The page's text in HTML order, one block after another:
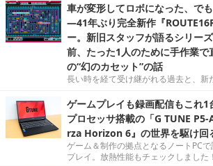
車が変形してロボになった、で
―41年ぶり完全新作『
ー。新旧スタッフが語るシリー
前、たった1人のために手作業
の“幻のカセット”の話
長い時を経て受け継がれる過去と、新
ゲームプレイも録画配信もこれ
プロセッサ搭載の「G TUNE
rza Horizon 6』の世界を駆け回
ゲーム＆制作の拠点となるノートPC
プレイ。放熱性能もチェックしました！